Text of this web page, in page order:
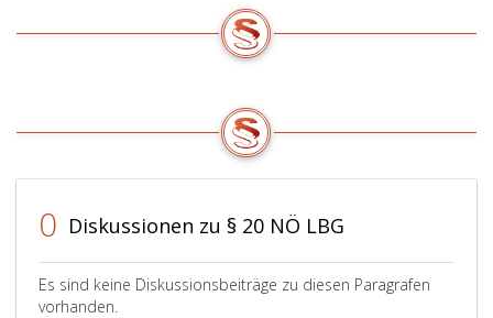
0 Diskussionen zu § 20 NÖ LBG
Es sind keine Diskussionsbeiträge zu diesen Paragrafen
vorhanden.